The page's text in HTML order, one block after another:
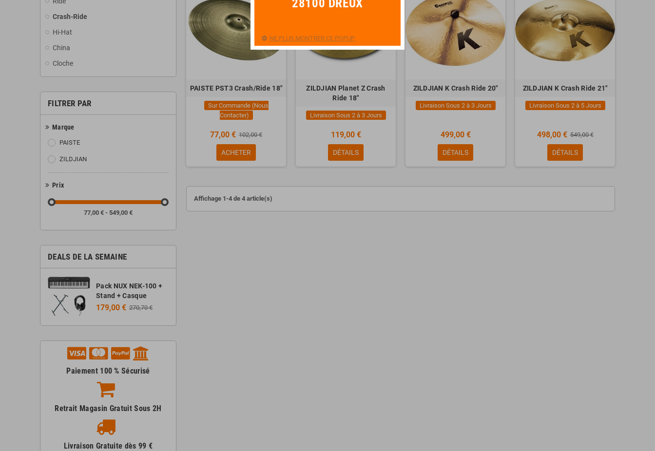
Crash-Ride
Hi-Hat
China
Cloche
FILTRER PAR
Marque
PAISTE
ZILDJIAN
Prix
77,00 € - 549,00 €
DEALS DE LA SEMAINE
Pack NUX NEK-100 +
Stand + Casque
179,00 € 270,70 €
Paiement 100 % Sécurisé
Retrait Magasin Gratuit Sous 2H
Livraison Gratuite dès 99 €
PAISTE PST3 Crash/Ride 18"
Sur Commande (Nous
Contacter)
77,00 € 102,00 €
ACHETER
ZILDJIAN Planet Z Crash
Ride 18"
Livraison Sous 2 à 3 Jours
119,00 €
DÉTAILS
ZILDJIAN K Crash Ride 20"
Livraison Sous 2 à 3 Jours
499,00 €
DÉTAILS
ZILDJIAN K Crash Ride 21"
Livraison Sous 2 à 5 Jours
498,00 € 549,00 €
DÉTAILS
Affichage 1-4 de 4 article(s)
28100 DREUX
NE PLUS MONTRER CE POPUP.